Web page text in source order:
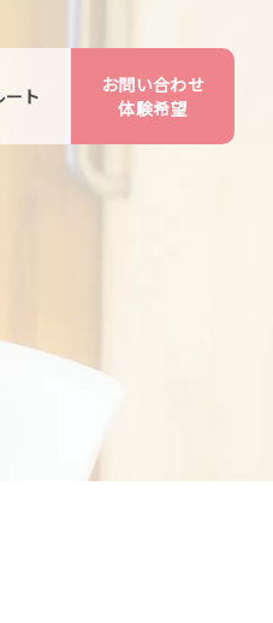
ート
お問い合わせ
体験希望